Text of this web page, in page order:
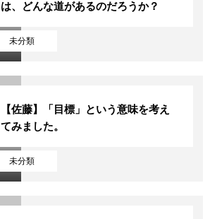
未分類
は、どんな道があるのだろうか？
未分類
【佐藤】「目標」という意味を考え
てみました。